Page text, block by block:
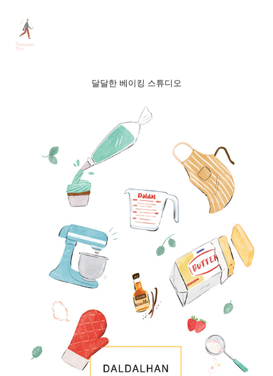
달달한 베이킹 스튜디오